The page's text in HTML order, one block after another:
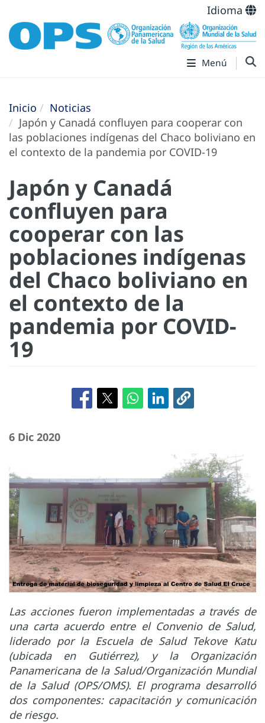
Idioma
Menú
Inicio
Noticias
Japón y Canadá confluyen para cooperar con
las poblaciones indígenas del Chaco boliviano en
el contexto de la pandemia por COVID-19
Japón y Canadá
confluyen para
cooperar con las
poblaciones indígenas
del Chaco boliviano en
el contexto de la
pandemia por COVID-
19
6 Dic 2020
Las acciones fueron implementadas a través de
una carta acuerdo entre el Convenio de Salud,
liderado por la Escuela de Salud Tekove Katu
(ubicada en Gutiérrez), y la Organización
Panamericana de la Salud/Organización Mundial
de la Salud (OPS/OMS). El programa desarrolló
dos componentes: capacitación y comunicación
de riesgo.